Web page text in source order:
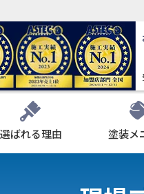
選ばれる理由 塗装メ